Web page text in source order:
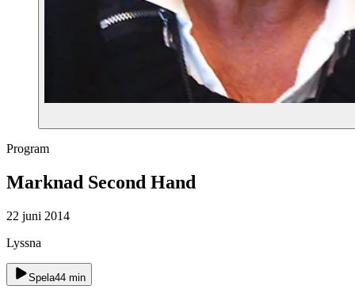
Program
Marknad Second Hand
22 juni 2014
Lyssna
Spela44 min